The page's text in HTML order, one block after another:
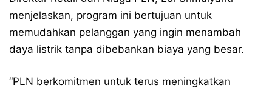
menjelaskan, program ini bertujuan untuk
memudahkan pelanggan yang ingin menambah
daya listrik tanpa dibebankan biaya yang besar.
“PLN berkomitmen untuk terus meningkatkan